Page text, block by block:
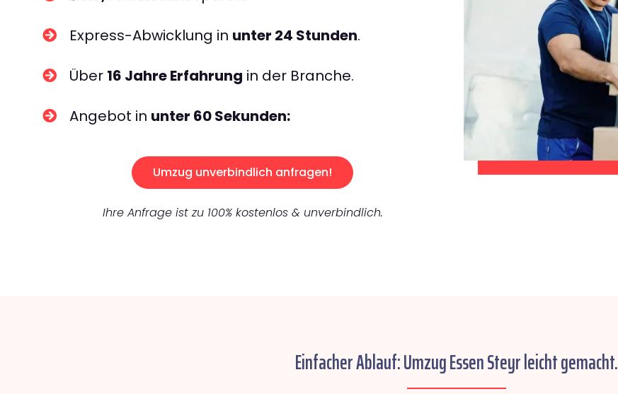
Express-Abwicklung in unter 24 Stunden.
Über 16 Jahre Erfahrung in der Branche.
Angebot in unter 60 Sekunden:
Umzug unverbindlich anfragen!
Ihre Anfrage ist zu 100% kostenlos & unverbindlich.
Einfacher Ablauf: Umzug Essen Steyr leicht gemacht.